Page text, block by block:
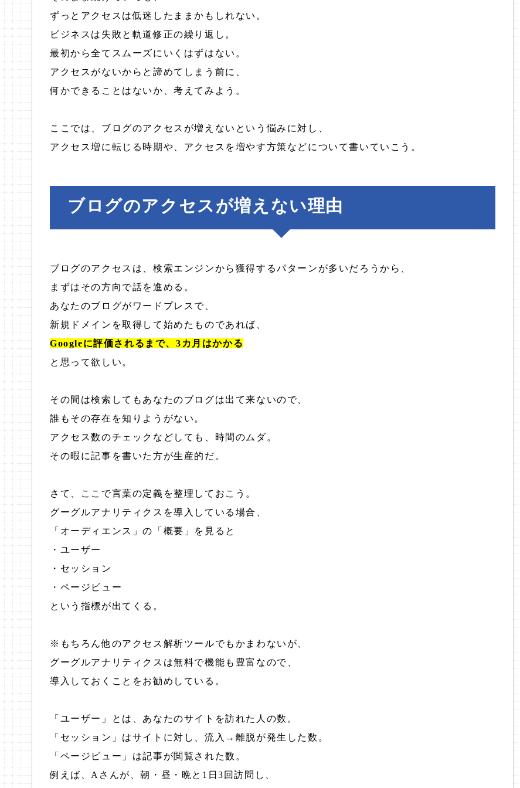
ずっとアクセスは低迷したままかもしれない。
ビジネスは失敗と軌道修正の繰り返し。
最初から全てスムーズにいくはずはない。
アクセスがないからと諦めてしまう前に、
何かできることはないか、考えてみよう。
ここでは、ブログのアクセスが増えないという悩みに対し、
アクセス増に転じる時期や、アクセスを増やす方策などについて書いていこう。
ブログのアクセスが増えない理由
ブログのアクセスは、検索エンジンから獲得するパターンが多いだろうから、
まずはその方向で話を進める。
あなたのブログがワードプレスで、
新規ドメインを取得して始めたものであれば、
Googleに評価されるまで、3カ月はかかる
と思って欲しい。
その間は検索してもあなたのブログは出て来ないので、
誰もその存在を知りようがない。
アクセス数のチェックなどしても、時間のムダ。
その暇に記事を書いた方が生産的だ。
さて、ここで言葉の定義を整理しておこう。
グーグルアナリティクスを導入している場合、
「オーディエンス」の「概要」を見ると
・ユーザー
・セッション
・ページビュー
という指標が出てくる。
※もちろん他のアクセス解析ツールでもかまわないが、
グーグルアナリティクスは無料で機能も豊富なので、
導入しておくことをお勧めしている。
「ユーザー」とは、あなたのサイトを訪れた人の数。
「セッション」はサイトに対し、流入→離脱が発生した数。
「ページビュー」は記事が閲覧された数。
例えば、Aさんが、朝・昼・晩と1日3回訪問し、